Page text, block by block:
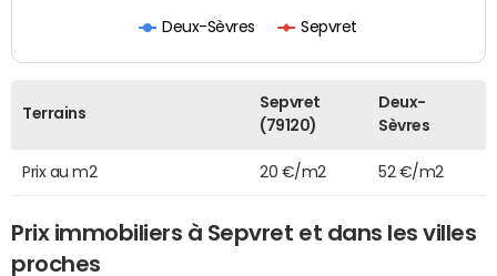
Deux-Sèvres Sepvret
Terrains
Sepvret
(79120)
Deux-
Sèvres
Prix au m2 20 €/m2 52 €/m2
Prix immobiliers à Sepvret et dans les villes
proches